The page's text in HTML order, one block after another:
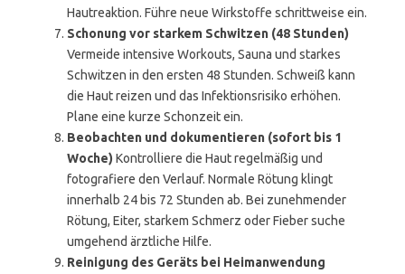
Hautreaktion. Führe neue Wirkstoffe schrittweise ein.
Schonung vor starkem Schwitzen (48 Stunden)
Vermeide intensive Workouts, Sauna und starkes
Schwitzen in den ersten 48 Stunden. Schweiß kann
die Haut reizen und das Infektionsrisiko erhöhen.
Plane eine kurze Schonzeit ein.
Beobachten und dokumentieren (sofort bis 1
Woche) Kontrolliere die Haut regelmäßig und
fotografiere den Verlauf. Normale Rötung klingt
innerhalb 24 bis 72 Stunden ab. Bei zunehmender
Rötung, Eiter, starkem Schmerz oder Fieber suche
umgehend ärztliche Hilfe.
Reinigung des Geräts bei Heimanwendung